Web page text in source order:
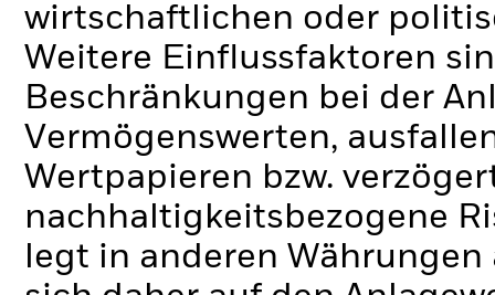
wirtschaftlichen oder
Weitere Einflussfaktoren
Beschränkungen bei der
Vermögenswerten,
Wertpapieren bzw.
nachhaltigkeitsbezogene
legt in anderen